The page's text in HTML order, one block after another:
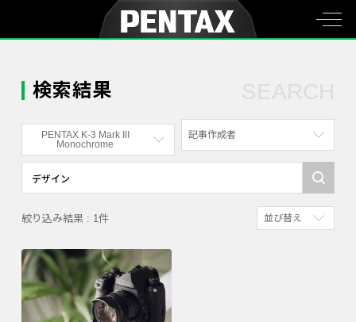
検索結果
PENTAX K-3 Mark III
Monochrome
すべて
PENTAX K-70
PENTAX KF
PENTAX K-1
PENTAX K-3 Mark III Monochrome
PENTAX 17
記事作成者
すべて
写真家
並び替え
絞り込み結果 : 1件